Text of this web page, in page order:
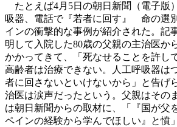
たとえば4月5日の朝日新聞（電子版
吸器、電話で『若者に回す』 命の選
インの衝撃的な事例が紹介された。記
明して入院した80歳の父親の主治医か
かかってきて、「死なせることを許し
高齢者は治療できない。人工呼吸器は
者に回さないといけないから」と告げ
治医は涙声だったという。父親はその
は朝日新聞からの取材に、「『国が父
ペインの経験から学んでほしい』と憤